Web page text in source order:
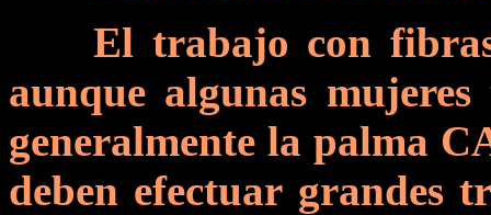
El trabajo con
aunque algunas
generalmente la palma
deben efectuar grandes